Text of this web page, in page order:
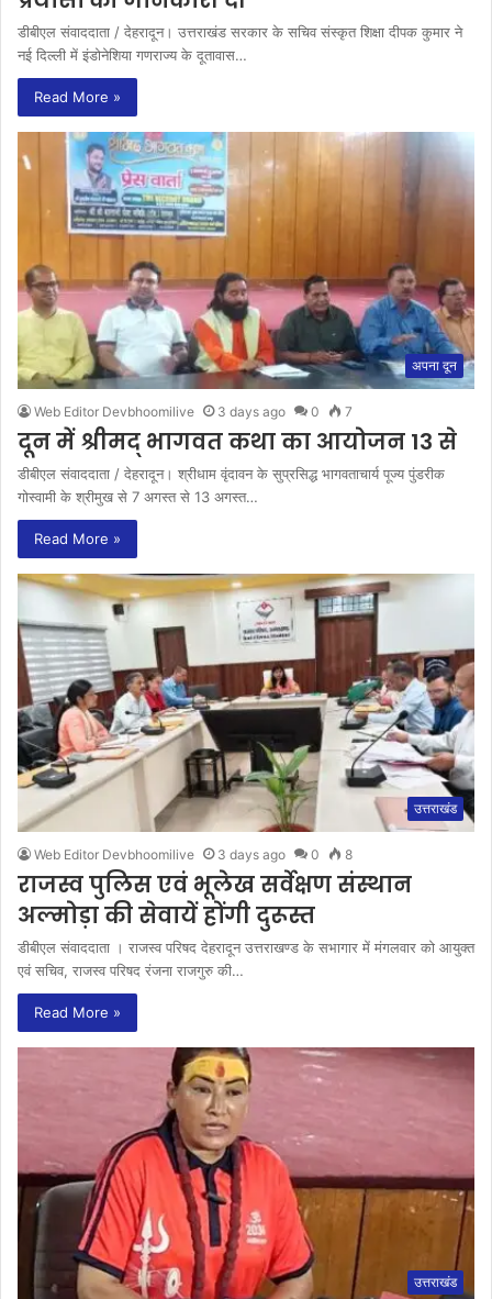
डीबीएल संवाददाता / देहरादून। उत्तराखंड सरकार के सचिव संस्कृत शिक्षा दीपक कुमार ने
नई दिल्ली में इंडोनेशिया गणराज्य के दूतावास…
Read More »
अपना दून
Web Editor Devbhoomilive 3 days ago 0 7
दून में श्रीमद् भागवत कथा का आयोजन 13 से
डीबीएल संवाददाता / देहरादून। श्रीधाम वृंदावन के सुप्रसिद्ध भागवताचार्य पूज्य पुंडरीक
गोस्वामी के श्रीमुख से 7 अगस्त से 13 अगस्त…
Read More »
उत्तराखंड
Web Editor Devbhoomilive 3 days ago 0 8
राजस्व पुलिस एवं भूलेख सर्वेक्षण संस्थान
अल्मोड़ा की सेवायें होंगी दुरूस्त
डीबीएल संवाददाता । राजस्व परिषद देहरादून उत्तराखण्ड के सभागार में मंगलवार को आयुक्त
एवं सचिव, राजस्व परिषद रंजना राजगुरु की…
Read More »
उत्तराखंड